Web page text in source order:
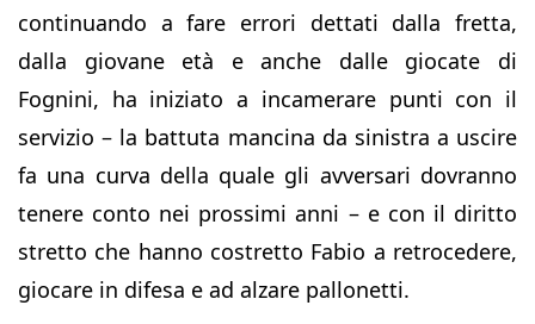
continuando a fare errori dettati dalla fretta,
dalla giovane età e anche dalle giocate di
Fognini, ha iniziato a incamerare punti con il
servizio – la battuta mancina da sinistra a uscire
fa una curva della quale gli avversari dovranno
tenere conto nei prossimi anni – e con il diritto
stretto che hanno costretto Fabio a retrocedere,
giocare in difesa e ad alzare pallonetti.